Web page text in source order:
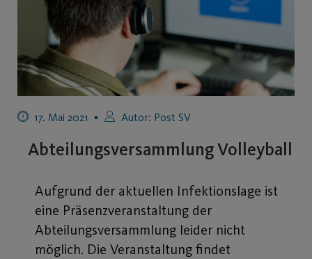
17. Mai 2021 Autor: Post SV
Abteilungsversammlung Volleyball
Aufgrund der aktuellen Infektionslage ist
eine Präsenzveranstaltung der
Abteilungsversammlung leider nicht
möglich. Die Veranstaltung findet